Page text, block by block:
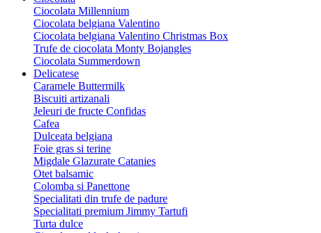
Ciocolata Millennium
Ciocolata belgiana Valentino
Ciocolata belgiana Valentino Christmas Box
Trufe de ciocolata Monty Bojangles
Ciocolata Summerdown
Delicatese
Caramele Buttermilk
Biscuiti artizanali
Jeleuri de fructe Confidas
Cafea
Dulceata belgiana
Foie gras si terine
Migdale Glazurate Catanies
Otet balsamic
Colomba si Panettone
Specialitati din trufe de padure
Specialitati premium Jimmy Tartufi
Turta dulce